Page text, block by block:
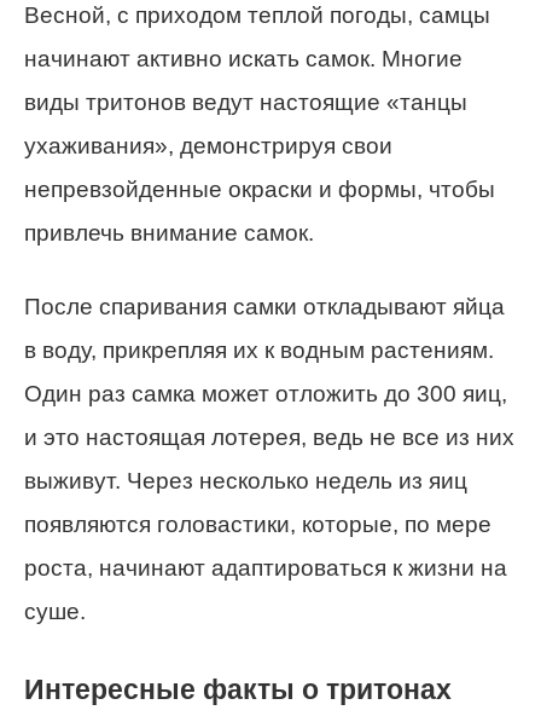
Весной, с приходом теплой погоды, самцы
начинают активно искать самок. Многие
виды тритонов ведут настоящие «танцы
ухаживания», демонстрируя свои
непревзойденные окраски и формы, чтобы
привлечь внимание самок.
После спаривания самки откладывают яйца
в воду, прикрепляя их к водным растениям.
Один раз самка может отложить до 300 яиц,
и это настоящая лотерея, ведь не все из них
выживут. Через несколько недель из яиц
появляются головастики, которые, по мере
роста, начинают адаптироваться к жизни на
суше.
Интересные факты о тритонах